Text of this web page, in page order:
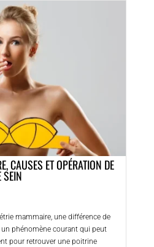
CAUSES ET OPÉRATION DE
SEIN
mammaire, une différence de
phénomène courant qui peut
pour retrouver une poitrine